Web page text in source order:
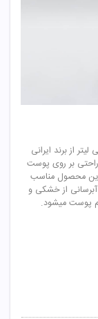
مردانه اسکراب کامان در حجم 200 میلی لیتر از برند ایرانی
راحتی بر روی پوست
محصول مناسب
از خشکی و
پوست میشود.